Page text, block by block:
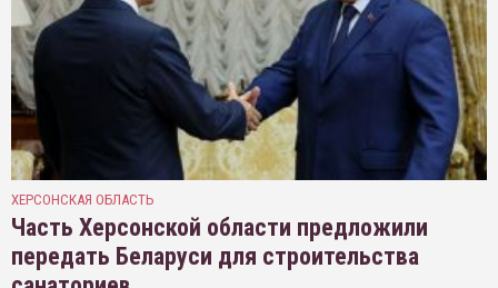
ХЕРСОНСКАЯ ОБЛАСТЬ
Часть Херсонской области предложили
передать Беларуси для строительства